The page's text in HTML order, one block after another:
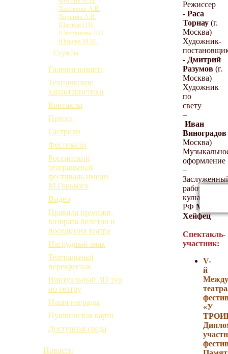
Хакимова А.В.
Хореняк А.И.
Шапков О.В.
Штепанова Л.В.
Юрьева М.М.
Службы
Галерея памяти
Технические
характеристики
Контакты
Пресса
Гастроли
Фестивали
Российский
театральный
фестиваль имени
М.Горького
Видео
Правила продажи,
возврата билетов и
посещения театра
Нагрудный знак
Театральный
перекресток
Виртуальный 3D тур
по театру
Наши награды
Пушкинская карта
Доступная среда
Новости
Режиссер
- Раса
Торнау (г.
Москва)
Художник-
- Дмитрий
Разумов (г.
Москва)
Художник
по
свету
–
Иван
Виноградов
Москва)
оформление
–
работник
культуры
РФ Михаил
Хейфец
Спектакль-
участник:
V-
й
«У